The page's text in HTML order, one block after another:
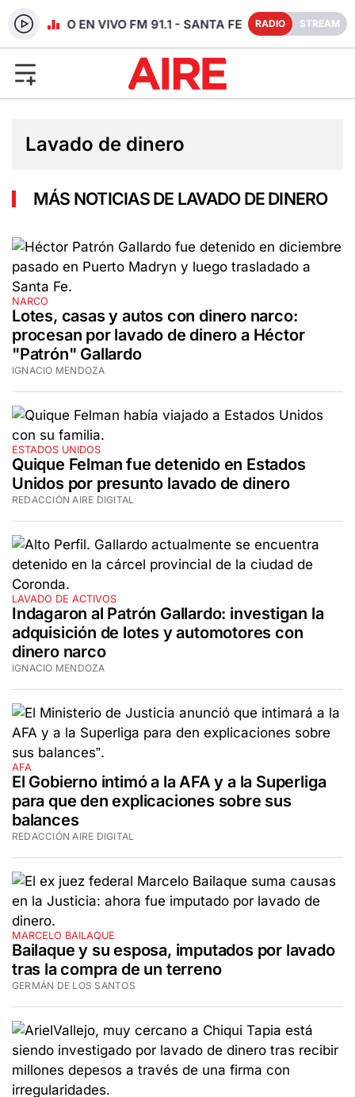
RADIO EN VIVO FM 91.1 - SANTA FE RADIO STREAM
Lavado de dinero
MÁS NOTICIAS DE LAVADO DE DINERO
NARCO
Lotes, casas y autos con dinero narco:
procesan por lavado de dinero a Héctor
"Patrón" Gallardo
IGNACIO MENDOZA
ESTADOS UNIDOS
Quique Felman fue detenido en Estados
Unidos por presunto lavado de dinero
REDACCIÓN AIRE DIGITAL
LAVADO DE ACTIVOS
Indagaron al Patrón Gallardo: investigan la
adquisición de lotes y automotores con
dinero narco
IGNACIO MENDOZA
AFA
El Gobierno intimó a la AFA y a la Superliga
para que den explicaciones sobre sus
balances
REDACCIÓN AIRE DIGITAL
MARCELO BAILAQUE
Bailaque y su esposa, imputados por lavado
tras la compra de un terreno
GERMÁN DE LOS SANTOS